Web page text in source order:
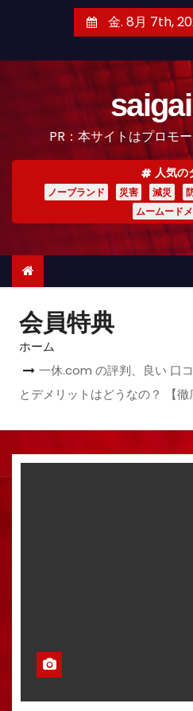
金. 8月 7th,
PR：本サイトはプロモ
人気の
ノーブランド 災害 減災
ムームード
会員特典
ホーム
一休.com の評判、良い 口
とデメリットはどうなの？ 【徹